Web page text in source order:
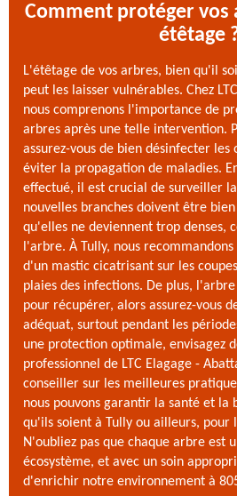
Comment protéger vos
étêtage
L'étêtage de vos arbres, bien qu'il
peut les laisser vulnérables. Chez
nous comprenons l'importance de
arbres après une telle intervention.
assurez-vous de bien désinfecter les
éviter la propagation de maladies.
effectué, il est crucial de surveiller la
nouvelles branches doivent être
qu'elles ne deviennent trop denses,
l'arbre. À Tully, nous
d'un mastic cicatrisant sur les
plaies des infections. De plus,
pour récupérer, alors assurez-vous
adéquat, surtout pendant les
une protection optimale, envisagez
professionnel de LTC Elagage -
conseiller sur les meilleures
nous pouvons garantir la santé et la
qu'ils soient à Tully ou ailleurs, pour
N'oubliez pas que chaque arbre est
écosystème, et avec un soin
d'enrichir notre environnement à